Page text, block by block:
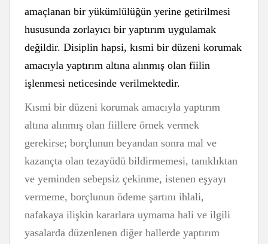
amaçlanan bir yükümlülüğün yerine getirilmesi
hususunda zorlayıcı bir yaptırım uygulamak
değildir. Disiplin hapsi, kısmi bir düzeni korumak
amacıyla yaptırım altına alınmış olan fiilin
işlenmesi neticesinde verilmektedir.
Kısmi bir düzeni korumak amacıyla yaptırım
altına alınmış olan fiillere örnek vermek
gerekirse; borçlunun beyandan sonra mal ve
kazançta olan tezayüdü bildirmemesi, tanıklıktan
ve yeminden sebepsiz çekinme, istenen eşyayı
vermeme, borçlunun ödeme şartını ihlali,
nafakaya ilişkin kararlara uymama hali ve ilgili
yasalarda düzenlenen diğer hallerde yaptırım